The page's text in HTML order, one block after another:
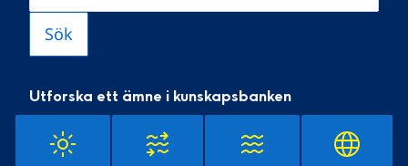
Utforska ett ämne i kunskapsbanken